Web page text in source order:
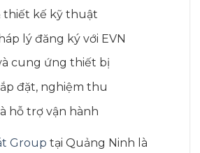
thiết kế kỹ thuật
lý đăng ký với EVN
cung ứng thiết bị
đặt, nghiệm thu
hỗ trợ vận hành
Group tại Quảng Ninh là